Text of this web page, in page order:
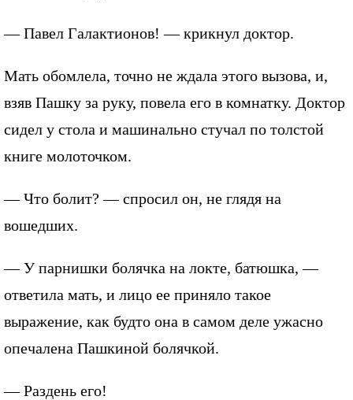
— Павел Галактионов! — крикнул доктор.
Мать обомлела, точно не ждала этого вызова, и,
взяв Пашку за руку, повела его в комнатку. Доктор
сидел у стола и машинально стучал по толстой
книге молоточком.
— Что болит? — спросил он, не глядя на
вошедших.
— У парнишки болячка на локте, батюшка, —
ответила мать, и лицо ее приняло такое
выражение, как будто она в самом деле ужасно
опечалена Пашкиной болячкой.
— Раздень его!